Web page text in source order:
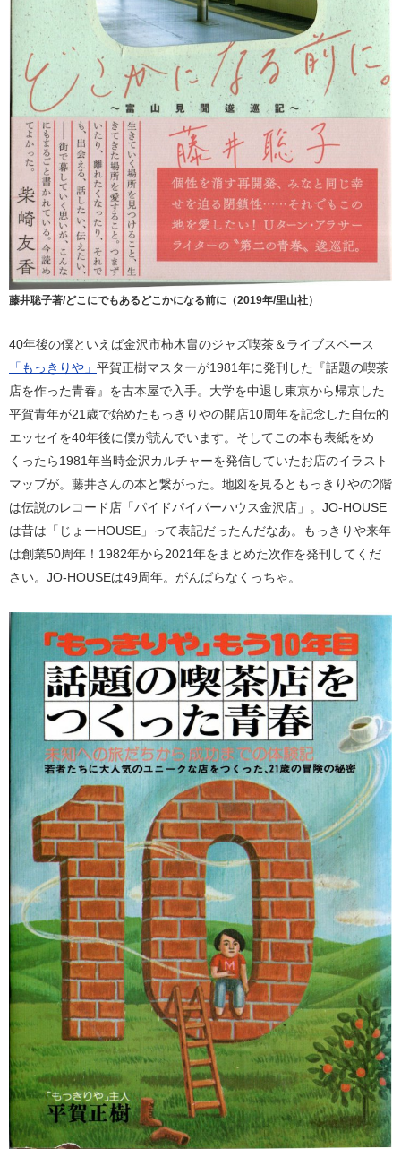
藤井聡子著/どこにでもあるどこかになる前に（2019年/里山社）
40年後の僕といえば金沢市柿木畠のジャズ喫茶＆ライブスペース
「もっきりや」 平賀正樹マスターが1981年に発刊した『話題の喫茶
店を作った青春』を古本屋で入手。大学を中退し東京から帰京した
平賀青年が21歳で始めたもっきりやの開店10周年を記念した自伝的
エッセイを40年後に僕が読んでいます。そしてこの本も表紙をめ
くったら1981年当時金沢カルチャーを発信していたお店のイラスト
マップが。藤井さんの本と繋がった。地図を見るともっきりやの2階
は伝説のレコード店「パイドパイパーハウス金沢店」。JO-HOUSE
は昔は「じょーHOUSE」って表記だったんだなあ。もっきりや来年
は創業50周年！1982年から2021年をまとめた次作を発刊してくだ
さい。JO-HOUSEは49周年。がんばらなくっちゃ。